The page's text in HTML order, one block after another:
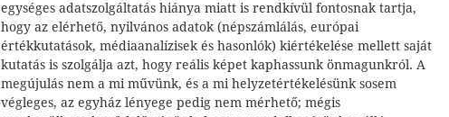
egységes adatszolgáltatás hiánya miatt is rendkívül fontosnak tartja,
hogy az elérhető, nyilvános adatok (népszámlálás, európai
értékkutatások, médiaanalízisek és hasonlók) kiértékelése mellett saját
kutatás is szolgálja azt, hogy reális képet kaphassunk önmagunkról. A
megújulás nem a mi művünk, és a mi helyzetértékelésünk sosem
végleges, az egyház lényege pedig nem mérhető; mégis